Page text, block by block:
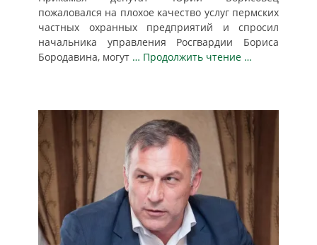
пожаловался на плохое качество услуг пермских
частных охранных предприятий и спросил
начальника управления Росгвардии Бориса
Бородавина, могут … Продолжить чтение …